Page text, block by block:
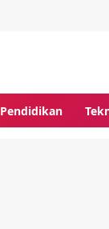
Pendidikan